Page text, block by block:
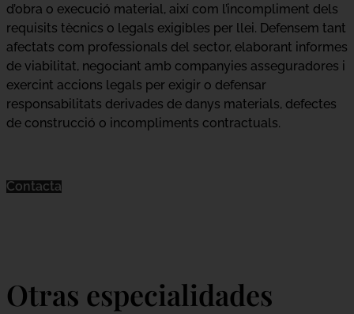
d’obra o execució material, així com l’incompliment dels
requisits tècnics o legals exigibles per llei. Defensem tant
afectats com professionals del sector, elaborant informes
de viabilitat, negociant amb companyies asseguradores i
exercint accions legals per exigir o defensar
responsabilitats derivades de danys materials, defectes
de construcció o incompliments contractuals.
Contacta
Otras especialidades